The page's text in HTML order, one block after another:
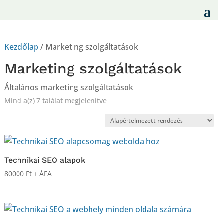
Kezdőlap / Marketing szolgáltatások
Marketing szolgáltatások
Általános marketing szolgáltatások
Mind a(z) 7 találat megjelenítve
Technikai SEO alapok
80000 Ft + ÁFA